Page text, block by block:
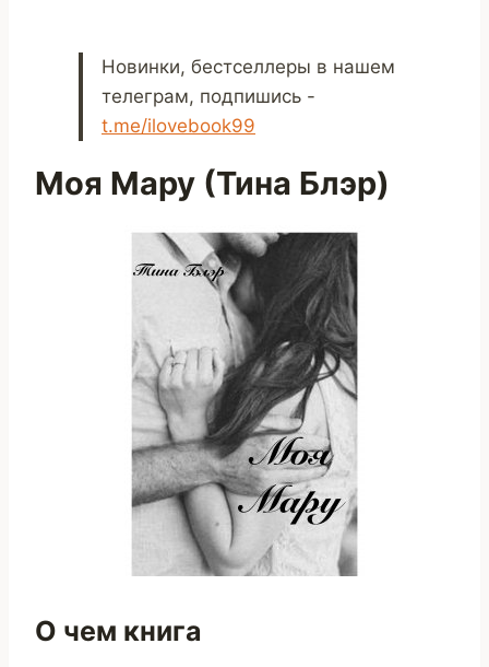
Новинки, бестселлеры в нашем
телеграм, подпишись -
t.me/ilovebook99
Моя Мару (Тина Блэр)
О чем книга